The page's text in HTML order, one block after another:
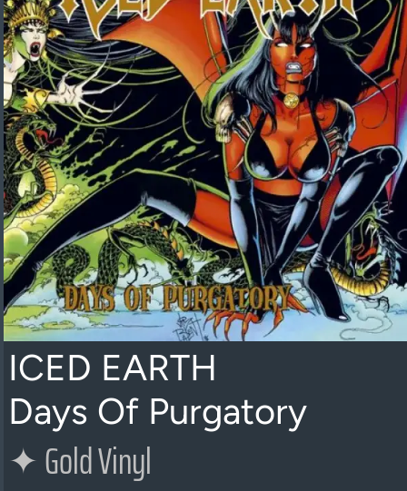
ICED EARTH
Days Of Purgatory
✦Gold Vinyl